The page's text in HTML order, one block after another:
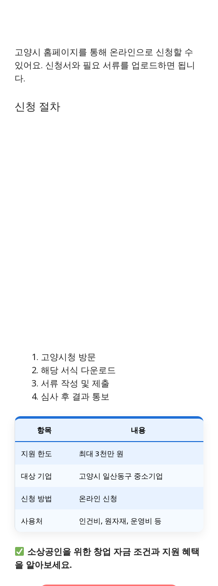
고양시 홈페이지를 통해 온라인으로 신청할 수
있어요. 신청서와 필요 서류를 업로드하면 됩니
다.
신청 절차
고양시청 방문
해당 서식 다운로드
서류 작성 및 제출
심사 후 결과 통보
항목 내용
지원 한도 최대 3천만 원
대상 기업 고양시 일산동구 중소기업
신청 방법 온라인 신청
사용처 인건비, 원자재, 운영비 등
소상공인을 위한 창업 자금 조건과 지원 혜택
을 알아보세요.